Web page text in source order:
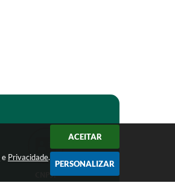
e Privacidade.
ACEITAR
PERSONALIZAR
CNPJ: